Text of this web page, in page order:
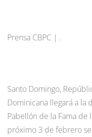
Prensa CBPC | .
Santo Domingo,
Dominicana llegará a la
Pabellón de la Fama de
próximo 3 de febrero